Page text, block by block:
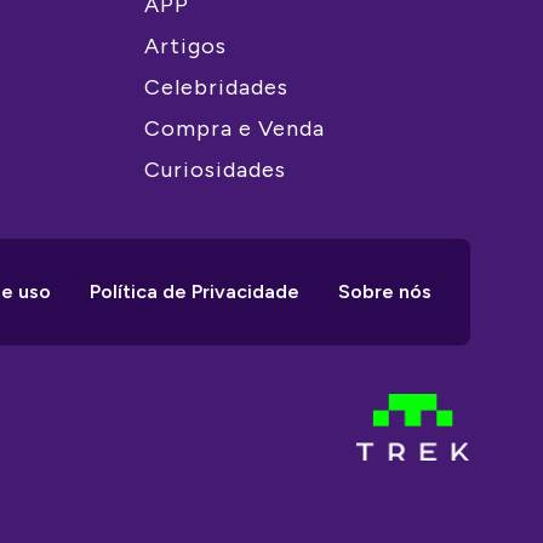
Artigos
Celebridades
Compra e Venda
Curiosidades
uso Política de Privacidade Sobre nós